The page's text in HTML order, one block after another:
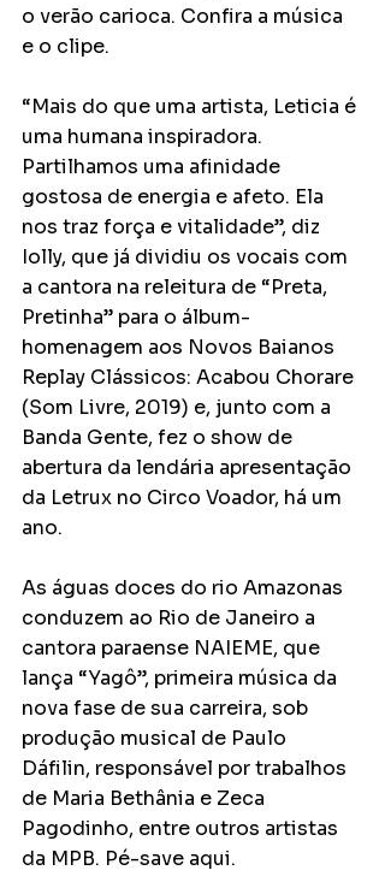
o verão carioca. Confira a música
e o clipe.
“Mais do que uma artista, Leticia é
uma humana inspiradora.
Partilhamos uma afinidade
gostosa de energia e afeto. Ela
nos traz força e vitalidade”, diz
Iolly, que já dividiu os vocais com
a cantora na releitura de “Preta,
Pretinha” para o álbum-
homenagem aos Novos Baianos
Replay Clássicos: Acabou Chorare
(Som Livre, 2019) e, junto com a
Banda Gente, fez o show de
abertura da lendária apresentação
da Letrux no Circo Voador, há um
ano.
As águas doces do rio Amazonas
conduzem ao Rio de Janeiro a
cantora paraense NAIEME, que
lança “Yagô”, primeira música da
nova fase de sua carreira, sob
produção musical de Paulo
Dáfilin, responsável por trabalhos
de Maria Bethânia e Zeca
Pagodinho, entre outros artistas
da MPB. Pé-save aqui.